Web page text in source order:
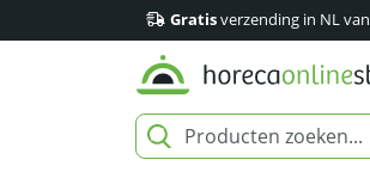
Gratisverzending in NL